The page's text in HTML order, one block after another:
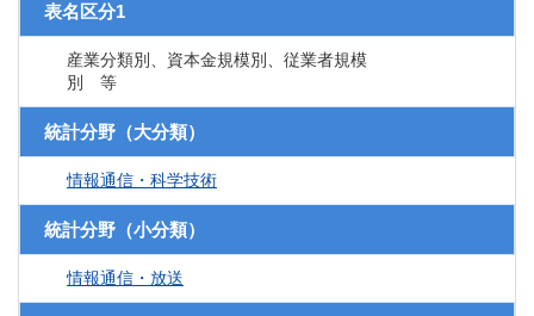
表名区分1
産業分類別、資本金規模別、従業者規模
別 等
統計分野（大分類）
情報通信・科学技術
統計分野（小分類）
情報通信・放送